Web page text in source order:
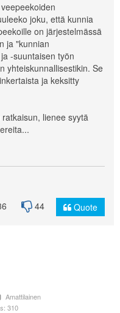
joku, että kunnia
on järjestelmässä
ja "kunnian
-suuntaisen työn
yhteiskunnallisestikin. Se
ja keksitty
lienee syytä
44 Quote
Amattilainen
310